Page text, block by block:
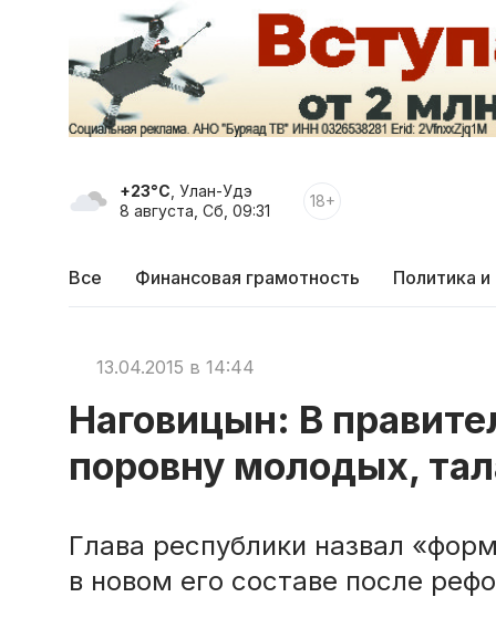
+23°C , Улан-Удэ
8 августа, Сб, 09:31
18+
Все Финансовая грамотность Политика и
13.04.2015 в 14:44
Наговицын: В
поровну молодых,
Глава республики назвал
в новом его составе после